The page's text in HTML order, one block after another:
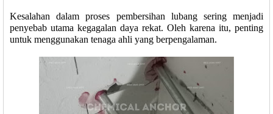
Kesalahan dalam proses pembersihan lubang sering menjadi
penyebab utama kegagalan daya rekat. Oleh karena itu, penting
untuk menggunakan tenaga ahli yang berpengalaman.